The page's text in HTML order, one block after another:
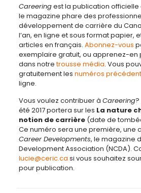
Careeringest la publication officielle
le magazine phare des
développement de carrière du
l’an, en ligne et sous format papier,
articles en français. Abonnez-vous
exemplaire gratuit, ou apprenez-en
dans notretrousse média. Vous
gratuitement les numéros
ligne.
Vous voulez contribuer à Careering?
été 2017 portera sur les La nature
notion de carrière (date de
Ce numéro sera une première, une
Career Developments, le magazine
Development Association (NCDA).
lucie@ceric.ca si vous souhaitez
pour publication.